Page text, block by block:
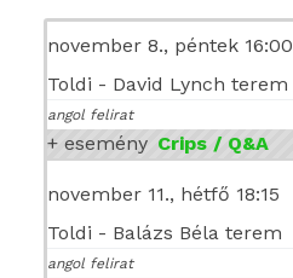
november 8., péntek 16:00
Toldi - David Lynch terem
angol felirat
+ esemény Crips / Q&A
november 11., hétfő 18:15
Toldi - Balázs Béla terem
angol felirat